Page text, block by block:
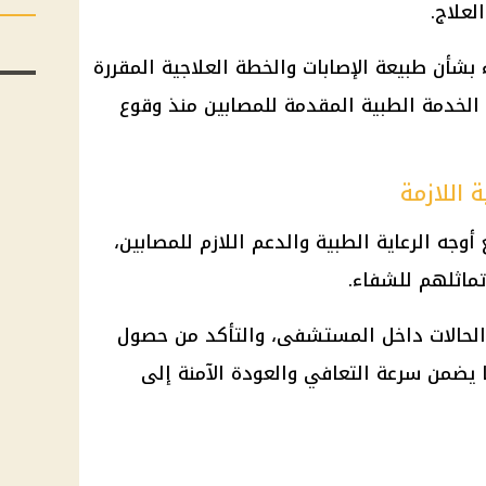
طبيعة الإصابات والخطة العلاجية المقررة
الطبية المقدمة للمصابين منذ وقوع
اللازمة
الرعاية الطبية والدعم اللازم للمصابين،
للشفاء.
الحالات داخل المستشفى، والتأكد من حصول
سرعة التعافي والعودة الآمنة إلى